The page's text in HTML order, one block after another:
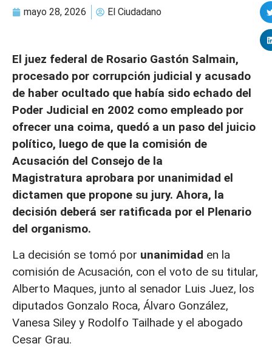
mayo 28, 2026 El Ciudadano
El juez federal de Rosario Gastón Salmain,
procesado por corrupción judicial y acusado
de haber ocultado que había sido echado del
Poder Judicial en 2002 como empleado por
ofrecer una coima, quedó a un paso del juicio
político, luego de que la comisión de
Acusación del Consejo de la
Magistratura aprobara por unanimidad el
dictamen que propone su jury. Ahora, la
decisión deberá ser ratificada por el Plenario
del organismo.
La decisión se tomó por unanimidad en la
comisión de Acusación, con el voto de su titular,
Alberto Maques, junto al senador Luis Juez, los
diputados Gonzalo Roca, Álvaro González,
Vanesa Siley y Rodolfo Tailhade y el abogado
Cesar Grau.